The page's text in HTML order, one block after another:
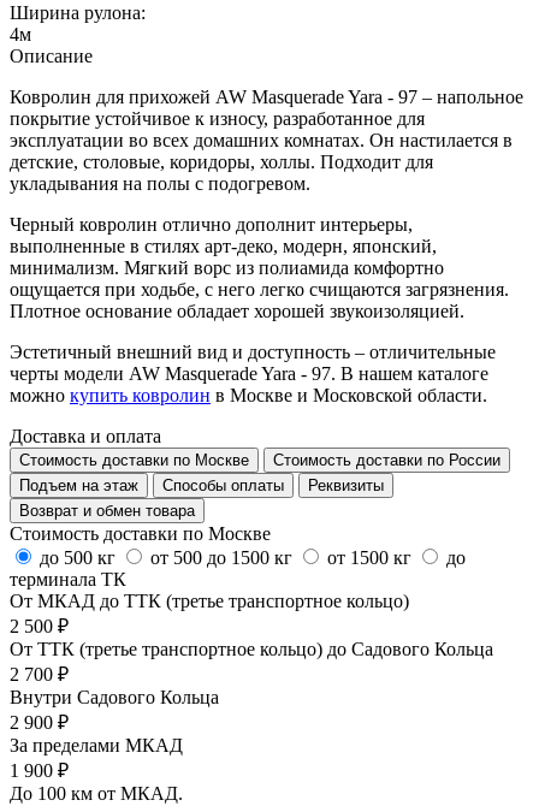
Ширина рулона:
4м
Описание
Ковролин для прихожей AW Masquerade Yara - 97 – напольное
покрытие устойчивое к износу, разработанное для
эксплуатации во всех домашних комнатах. Он настилается в
детские, столовые, коридоры, холлы. Подходит для
укладывания на полы с подогревом.
Черный ковролин отлично дополнит интерьеры,
выполненные в стилях арт-деко, модерн, японский,
минимализм. Мягкий ворс из полиамида комфортно
ощущается при ходьбе, с него легко счищаются загрязнения.
Плотное основание обладает хорошей звукоизоляцией.
Эстетичный внешний вид и доступность – отличительные
черты модели AW Masquerade Yara - 97. В нашем каталоге
можно купить ковролин в Москве и Московской области.
Доставка и оплата
Стоимость доставки по Москве
Стоимость доставки по России
Подъем на этаж
Способы оплаты
Реквизиты
Возврат и обмен товара
Стоимость доставки по Москве
до 500 кг
от 500 до 1500 кг от 1500 кг
до
терминала ТК
От МКАД до ТТК (третье транспортное кольцо)
2 500 ₽
От ТТК (третье транспортное кольцо) до Садового Кольца
2 700 ₽
Внутри Садового Кольца
2 900 ₽
За пределами МКАД
1 900 ₽
До 100 км от МКАД.